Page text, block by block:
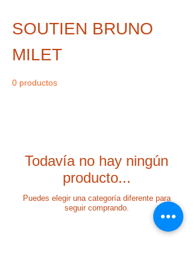
SOUTIEN BRUNO
MILET
0 productos
Todavía no hay ningún
producto...
Puedes elegir una categoría diferente para
seguir comprando.